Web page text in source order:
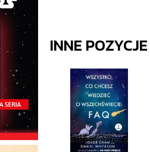
INNE